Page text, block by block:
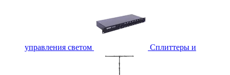
управления светом Сплиттеры и